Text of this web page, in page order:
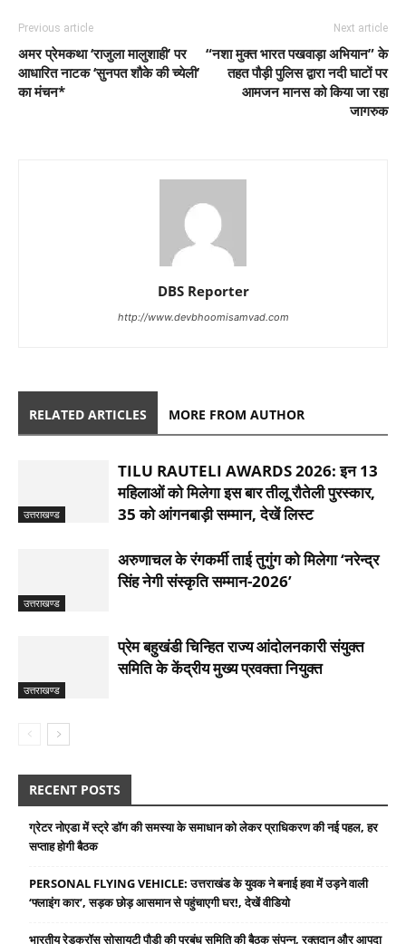
Previous article
अमर प्रेमकथा ‘राजुला मालुशाही’ पर
आधारित नाटक ‘सुनपत शौके की च्येली’
का मंचन*
Next article
“नशा मुक्त भारत पखवाड़ा अभियान” के
तहत पौड़ी पुलिस द्वारा नदी घाटों पर
आमजन मानस को किया जा रहा
जागरुक
DBS Reporter
http://www.devbhoomisamvad.com
RELATED ARTICLES MORE FROM AUTHOR
उत्तराखण्ड
TILU RAUTELI AWARDS 2026: इन 13
महिलाओं को मिलेगा इस बार तीलू रौतेली पुरस्कार,
35 को आंगनबाड़ी सम्मान, देखें लिस्ट
उत्तराखण्ड
अरुणाचल के रंगकर्मी ताई तुगुंग को मिलेगा ‘नरेन्द्र
सिंह नेगी संस्कृति सम्मान-2026’
उत्तराखण्ड
प्रेम बहुखंडी चिन्हित राज्य आंदोलनकारी संयुक्त
समिति के केंद्रीय मुख्य प्रवक्ता नियुक्त
RECENT POSTS
ग्रेटर नोएडा में स्ट्रे डॉग की समस्या के समाधान को लेकर प्राधिकरण की नई पहल, हर
सप्ताह होगी बैठक
PERSONAL FLYING VEHICLE: उत्तराखंड के युवक ने बनाई हवा में उड़ने वाली
‘फ्लाइंग कार’, सड़क छोड़ आसमान से पहुंचाएगी घर!, देखें वीडियो
भारतीय रेडक्रॉस सोसायटी पौड़ी की प्रबंध समिति की बैठक संपन्न, रक्तदान और आपदा